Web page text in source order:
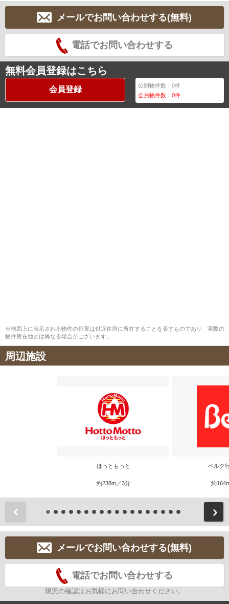
メールでお問い合わせする(無料)
電話でお問い合わせする
無料会員登録はこちら
会員登録 公開物件数：0件
会員物件数：0件
※地図上に表示される物件の位置は付近住所に所在することを表すものであり、実際の
物件所在地とは異なる場合がございます。
周辺施設
ほっともっと
約238m／3分
ベルク
約
メールでお問い合わせする(無料)
電話でお問い合わせする
現況の確認はお気軽にお問い合わせください。